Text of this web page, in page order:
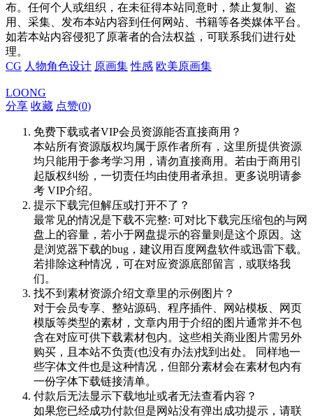
布。任何个人或组织，在未征得本站同意时，禁止复制、盗
用、采集、发布本站内容到任何网站、书籍等各类媒体平台。
如若本站内容侵犯了原著者的合法权益，可联系我们进行处
理。
CG 人物角色设计 原画集 性感 欧美原画集
LOONG
分享 收藏 点赞(0)
免费下载或者VIP会员资源能否直接商用？
本站所有资源版权均属于原作者所有，这里所提供资源
均只能用于参考学习用，请勿直接商用。若由于商用引
起版权纠纷，一切责任均由使用者承担。更多说明请参
考 VIP介绍。
提示下载完但解压或打开不了？
最常见的情况是下载不完整: 可对比下载完压缩包的与网
盘上的容量，若小于网盘提示的容量则是这个原因。这
是浏览器下载的bug，建议用百度网盘软件或迅雷下载。
若排除这种情况，可在对应资源底部留言，或联络我
们。
找不到素材资源介绍文章里的示例图片？
对于会员专享、整站源码、程序插件、网站模板、网页
模版等类型的素材，文章内用于介绍的图片通常并不包
含在对应可供下载素材包内。这些相关商业图片需另外
购买，且本站不负责(也没有办法)找到出处。 同样地一
些字体文件也是这种情况，但部分素材会在素材包内有
一份字体下载链接清单。
付款后无法显示下载地址或者无法查看内容？
如果您已经成功付款但是网站没有弹出成功提示，请联